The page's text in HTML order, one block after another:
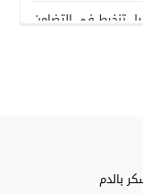
تنخرط في التضامن
الى نصف نهائي كأس
مدونة التغطيةبالدم